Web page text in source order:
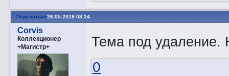
Поделиться26.05.2019 08:24
Corvis
Коллекционер
+Магистр+
Тема под
0